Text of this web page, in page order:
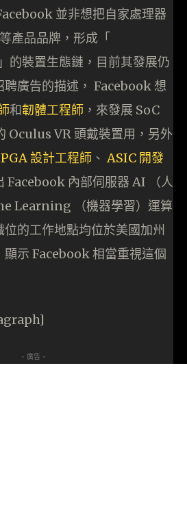
並非想把自家處理器
產品品牌，形成「
裝置生態鏈，目前其發展仍
聘廣告的描述， Facebook 想
和韌體工程師 ，來發展 SoC
Oculus VR 頭戴裝置用，另外
設計工程師 、ASIC 開發
Facebook 內部伺服器 AI （人
Learning （機器學習）運算
的工作地點均位於美國加州
示 Facebook 相當重視這個
- 廣告 -